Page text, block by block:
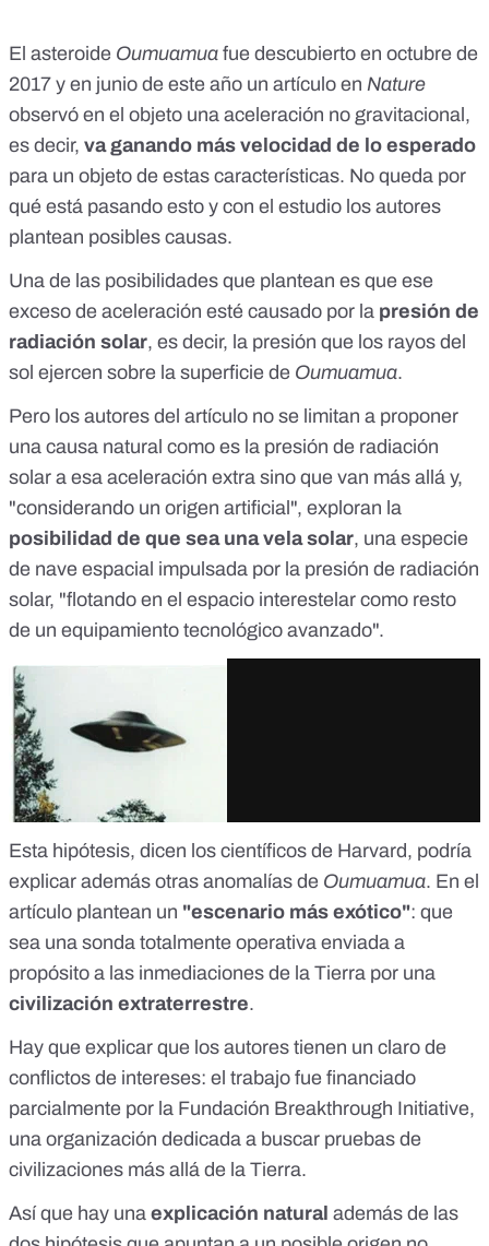
El asteroide Oumuamua fue descubierto en octubre de
2017 y en junio de este año un artículo en Nature
observó en el objeto una aceleración no gravitacional,
es decir, va ganando más velocidad de lo esperado
para un objeto de estas características. No queda por
qué está pasando esto y con el estudio los autores
plantean posibles causas.
Una de las posibilidades que plantean es que ese
exceso de aceleración esté causado por la presión de
radiación solar, es decir, la presión que los rayos del
sol ejercen sobre la superficie de Oumuamua.
Pero los autores del artículo no se limitan a proponer
una causa natural como es la presión de radiación
solar a esa aceleración extra sino que van más allá y,
"considerando un origen artificial", exploran la
posibilidad de que sea una vela solar, una especie
de nave espacial impulsada por la presión de radiación
solar, "flotando en el espacio interestelar como resto
de un equipamiento tecnológico avanzado".
Esta hipótesis, dicen los científicos de Harvard, podría
explicar además otras anomalías de Oumuamua. En el
artículo plantean un "escenario más exótico": que
sea una sonda totalmente operativa enviada a
propósito a las inmediaciones de la Tierra por una
civilización extraterrestre.
Hay que explicar que los autores tienen un claro de
conflictos de intereses: el trabajo fue financiado
parcialmente por la Fundación Breakthrough Initiative,
una organización dedicada a buscar pruebas de
civilizaciones más allá de la Tierra.
Así que hay una explicación natural además de las